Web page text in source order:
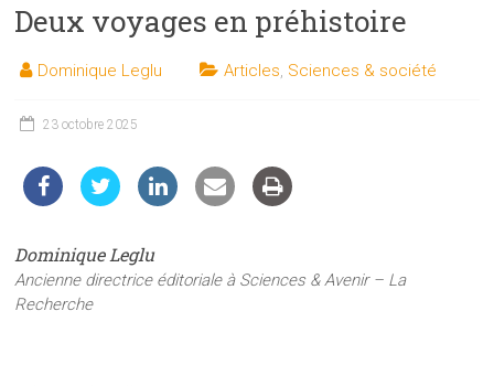
les
et
techniques
du
public
Deux voyages en préhistoire
Dominique Leglu Articles Sciences & société
23 octobre 2025
Dominique Leglu
Ancienne directrice éditoriale à Sciences & Avenir – La
Recherche